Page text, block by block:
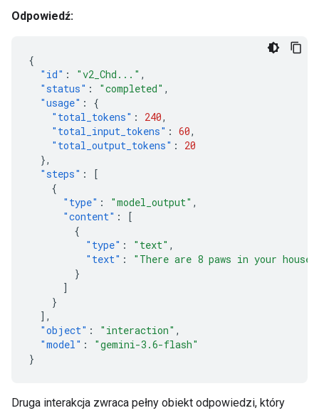
Odpowiedź:
{
"id" : "v2_Chd..." ,
"status" : "completed" ,
"usage" :
{
"total_tokens" : 240,
"total_input_tokens" : 60,
"total_output_tokens" :
20
},
"steps" :
[
{
"type" : "model_output" ,
"content" :
[
{
"type" : "text" ,
"text" :
"There are 8 paws in your
}
]
}
],
"object" : "interaction" ,
"model" :
"gemini-3.6-flash"
}
Druga interakcja zwraca pełny obiekt odpowiedzi, który